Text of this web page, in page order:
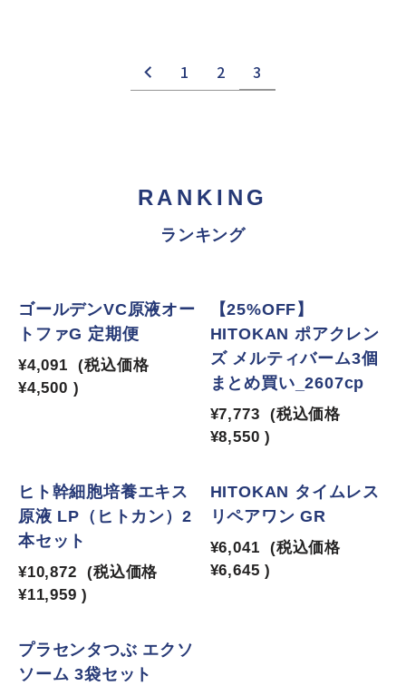
1 2 3
RANKING
ランキング
ゴールデンVC原液オー
トファG 定期便
¥4,091
(税込価格
¥4,500 )
【25%OFF】
HITOKAN ポアクレン
ズ メルティバーム3個
まとめ買い_2607cp
¥7,773
(税込価格
¥8,550 )
ヒト幹細胞培養エキス
原液 LP（ヒトカン）2
本セット
¥10,872
(税込価格
¥11,959 )
HITOKAN タイムレス
リペアワン GR
¥6,041
(税込価格
¥6,645 )
プラセンタつぶ エクソ
ソーム 3袋セット